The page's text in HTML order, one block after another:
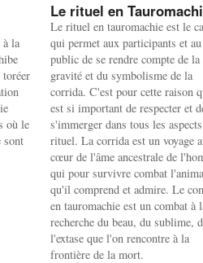
à la
où le
sont
Le rituel en
Le rituel en tauromachie est le
qui permet aux participants et au
public de se rendre compte de la
gravité et du symbolisme de la
corrida. C'est pour cette raison
est si important de respecter et
s'immerger dans tous les
rituel. La corrida est un voyage
cœur de l'âme ancestrale de
qui pour survivre combat
qu'il comprend et admire. Le
en tauromachie est un combat à
recherche du beau, du sublime,
l'extase que l'on rencontre à la
frontière de la mort.